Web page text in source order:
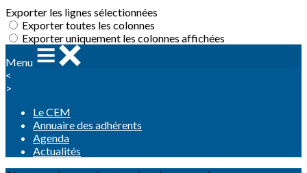
Exporter les lignes sélectionnées
Exporter toutes les colonnes
Exporter uniquement les colonnes affichées
Menu
<
>
Le CEM
Annuaire des adhérents
Agenda
Actualités